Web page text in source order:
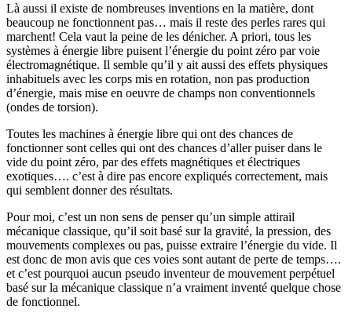
Là aussi il existe de nombreuses inventions en la matière, dont
beaucoup ne fonctionnent pas… mais il reste des perles rares qui
marchent! Cela vaut la peine de les dénicher. A priori, tous les
systèmes à énergie libre puisent l’énergie du point zéro par voie
électromagnétique. Il semble qu’il y ait aussi des effets physiques
inhabituels avec les corps mis en rotation, non pas production
d’énergie, mais mise en oeuvre de champs non conventionnels
(ondes de torsion).
Toutes les machines à énergie libre qui ont des chances de
fonctionner sont celles qui ont des chances d’aller puiser dans le
vide du point zéro, par des effets magnétiques et électriques
exotiques…. c’est à dire pas encore expliqués correctement, mais
qui semblent donner des résultats.
Pour moi, c’est un non sens de penser qu’un simple attirail
mécanique classique, qu’il soit basé sur la gravité, la pression, des
mouvements complexes ou pas, puisse extraire l’énergie du vide. Il
est donc de mon avis que ces voies sont autant de perte de temps….
et c’est pourquoi aucun pseudo inventeur de mouvement perpétuel
basé sur la mécanique classique n’a vraiment inventé quelque chose
de fonctionnel.